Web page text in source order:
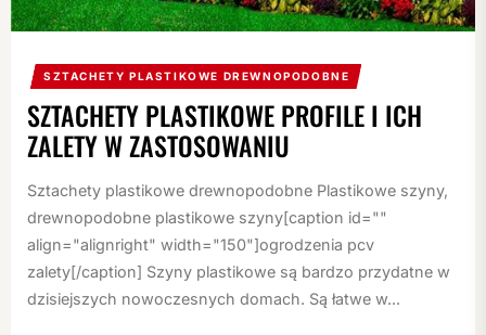
SZTACHETY PLASTIKOWE DREWNOPODOBNE
SZTACHETY PLASTIKOWE PROFILE I ICH
ZALETY W ZASTOSOWANIU
Sztachety plastikowe drewnopodobne Plastikowe szyny,
drewnopodobne plastikowe szyny[caption id=""
align="alignright" width="150"]ogrodzenia pcv
zalety[/caption] Szyny plastikowe są bardzo przydatne w
dzisiejszych nowoczesnych domach. Są łatwe w...